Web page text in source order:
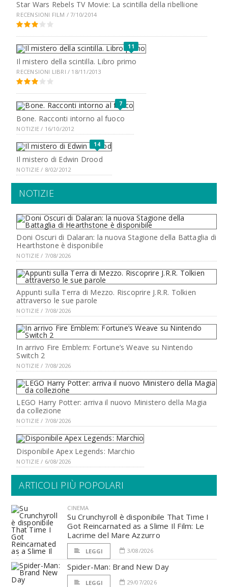
Star Wars Rebels TV Movie: La scintilla della ribellione
RECENSIONI FILM / 7/10/2014
11
Il mistero della scintilla. Libro primo
RECENSIONI LIBRI / 18/11/2013
7
Bone. Racconti intorno al fuoco
NOTIZIE / 16/10/2012
14
Il mistero di Edwin Drood
NOTIZIE / 8/02/2012
NOTIZIE
Doni Oscuri di Dalaran: la nuova Stagione della Battaglia di
Hearthstone è disponibile
NOTIZIE / 7/08/2026
Appunti sulla Terra di Mezzo. Riscoprire J.R.R. Tolkien
attraverso le sue parole
NOTIZIE / 7/08/2026
In arrivo Fire Emblem: Fortune’s Weave su Nintendo
Switch 2
NOTIZIE / 7/08/2026
LEGO Harry Potter: arriva il nuovo Ministero della Magia
da collezione
NOTIZIE / 7/08/2026
Disponibile Apex Legends: Marchio
NOTIZIE / 6/08/2026
ARTICOLI PIÙ POPOLARI
CINEMA
Su Crunchyroll è disponibile That Time I
Got Reincarnated as a Slime Il Film: Le
Lacrime del Mare Azzurro
LEGGI 3/08/2026
Spider-Man: Brand New Day
LEGGI 29/07/2026